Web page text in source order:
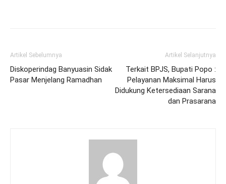
Artikel Sebelumnya
Diskoperindag Banyuasin Sidak
Pasar Menjelang Ramadhan
Artikel Selanjutnya
Terkait BPJS, Bupati Popo :
Pelayanan Maksimal Harus
Didukung Ketersediaan Sarana
dan Prasarana